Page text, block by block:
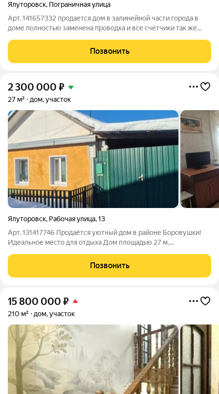
Ялуторовск, Пограничная улица
Арт. 141657332 продается дом в залинейной части города в
доме полностью заменена проводка и все счетчики так же
Позвонить
2 300 000 ₽
27 м² дом, участок
Ялуторовск, Рабочая улица,13
Арт. 131417746 Продаётся уютный дом в районе Боровушки!
Идеальное место для отдыха Дом площадью 27 м,
сотки. Идеально подходит для тихого семейного проживания
Позвонить
15 800 000 ₽
210 м² дом, участок